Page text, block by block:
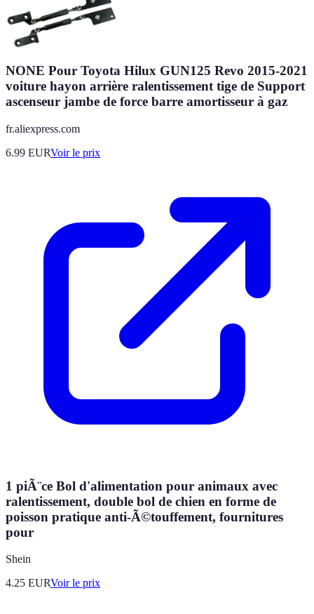
NONE Pour Toyota Hilux GUN125 Revo 2015-2021
voiture hayon arrière ralentissement tige de Support
ascenseur jambe de force barre amortisseur à gaz
fr.aliexpress.com
6.99 EURVoir le prix
1 piÃ¨ce Bol d'alimentation pour animaux avec
ralentissement, double bol de chien en forme de
poisson pratique anti-Ã©touffement, fournitures
pour
Shein
4.25 EURVoir le prix